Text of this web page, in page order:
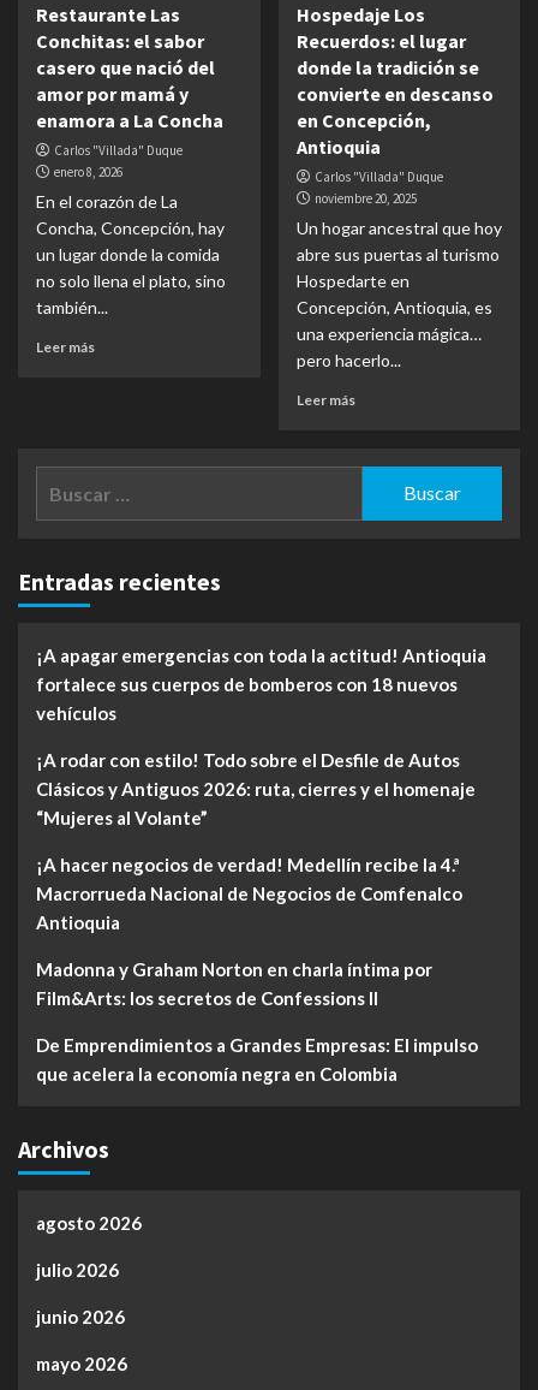
Restaurante Las
Conchitas: el sabor
casero que nació del
amor por mamá y
enamora a La Concha
Carlos "Villada" Duque
enero 8, 2026
En el corazón de La
Concha, Concepción, hay
un lugar donde la comida
no solo llena el plato, sino
también...
Leer más
Hospedaje Los
Recuerdos: el lugar
donde la tradición se
convierte en descanso
en Concepción,
Antioquia
Carlos "Villada" Duque
noviembre 20, 2025
Un hogar ancestral que hoy
abre sus puertas al turismo
Hospedarte en
Concepción, Antioquia, es
una experiencia mágica…
pero hacerlo...
Leer más
Entradas recientes
¡A apagar emergencias con toda la actitud! Antioquia
fortalece sus cuerpos de bomberos con 18 nuevos
vehículos
¡A rodar con estilo! Todo sobre el Desfile de Autos
Clásicos y Antiguos 2026: ruta, cierres y el homenaje
“Mujeres al Volante”
¡A hacer negocios de verdad! Medellín recibe la 4.ª
Macrorrueda Nacional de Negocios de Comfenalco
Antioquia
Madonna y Graham Norton en charla íntima por
Film&Arts: los secretos de Confessions II
De Emprendimientos a Grandes Empresas: El impulso
que acelera la economía negra en Colombia
Archivos
agosto 2026
julio 2026
junio 2026
mayo 2026